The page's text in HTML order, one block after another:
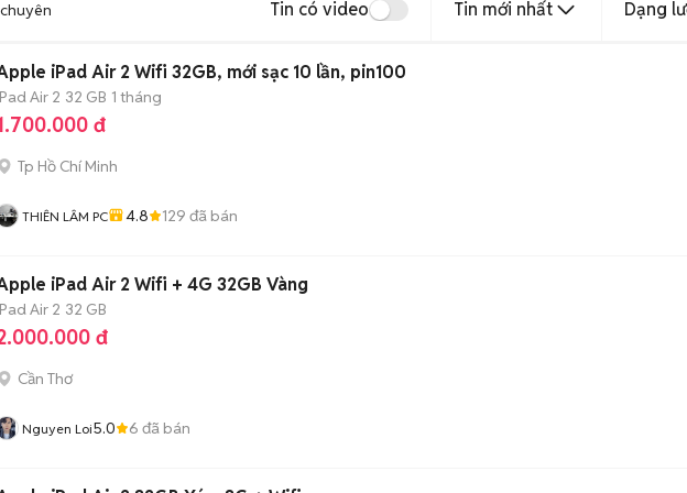
Tin có video Tin mới nhất Dạng
iPad Air 2 Wifi 32GB, mới sạc 10 lần, pin100
Air 2 32 GB 1 tháng
đ
Tp Hồ Chí Minh
THIÊN LÂM PC 4.8 129 đã bán
iPad Air 2 Wifi + 4G 32GB Vàng
Air 2 32 GB
đ
Cần Thơ
Nguyen Loi5.0 6 đã bán